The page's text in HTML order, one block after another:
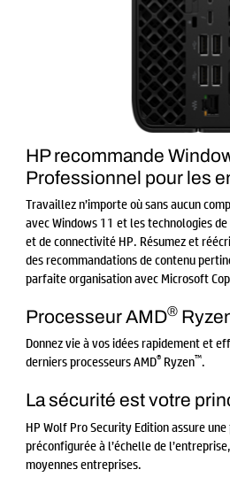
HP recommande
Professionnel pour les
Travaillez n’importe où sans aucun
avec Windows 11 et les technologies
et de connectivité HP. Résumez et
des recommandations de contenu
parfaite organisation avec Microsoft
Processeur AMD®
Donnez vie à vos idées rapidement et
derniers processeurs AMD® Ryzen™.
La sécurité est votre
HP Wolf Pro Security Edition assure
préconfigurée à l’échelle de
moyennes entreprises.